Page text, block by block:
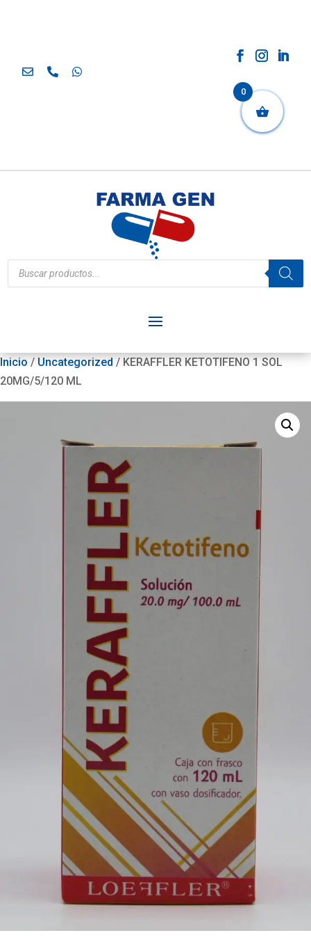
Búsqueda
de
productos
Inicio / Uncategorized / KERAFFLER KETOTIFENO 1 SOL
20MG/5/120 ML
0